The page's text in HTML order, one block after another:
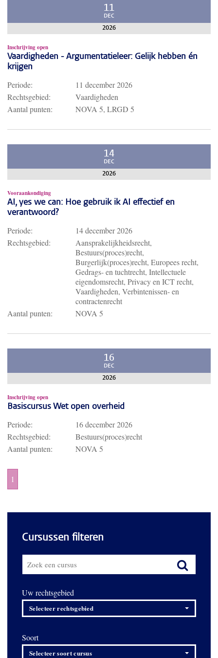
11
DEC
2026
Inschrijving open
Vaardigheden - Argumentatieleer: Gelijk hebben én
krijgen
Periode:
11 december 2026
Rechtsgebied:
Vaardigheden
Aantal punten:
NOVA 5, LRGD 5
14
DEC
2026
Vooraankondiging
AI, yes we can: Hoe gebruik ik AI effectief en
verantwoord?
Periode:
14 december 2026
Rechtsgebied:
Aansprakelijkheidsrecht,
Bestuurs(proces)recht,
Burgerlijk(proces)recht, Europees recht,
Gedrags- en tuchtrecht, Intellectuele
eigendomsrecht, Privacy en ICT recht,
Vaardigheden, Verbintenissen- en
contractenrecht
Aantal punten:
NOVA 5
16
DEC
2026
Inschrijving open
Basiscursus Wet open overheid
Periode:
16 december 2026
Rechtsgebied:
Bestuurs(proces)recht
Aantal punten:
NOVA 5
1
Cursussen filteren
Uw rechtsgebied
Selecteer rechtsgebied
Soort
Selecteer soort cursus